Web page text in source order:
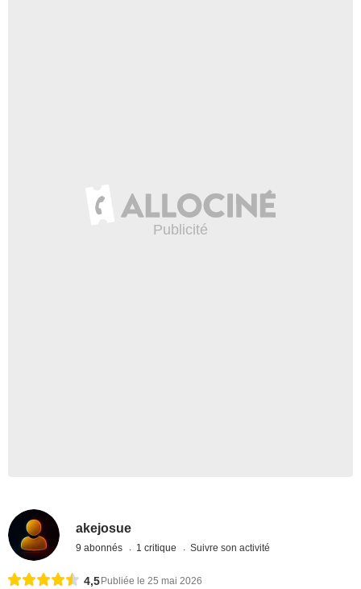
akejosue
9 abonnés 1 critique Suivre son activité
4,5 Publiée le 25 mai 2026